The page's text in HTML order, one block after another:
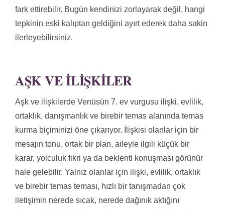
fark ettirebilir. Bugün kendinizi zorlayarak değil, hangi
tepkinin eski kalıptan geldiğini ayırt ederek daha sakin
ilerleyebilirsiniz.
AŞK VE İLIŞKILER
Aşk ve ilişkilerde Venüsün 7. ev vurgusu ilişki, evlilik,
ortaklık, danışmanlık ve birebir temas alanında temas
kurma biçiminizi öne çıkarıyor. İlişkisi olanlar için bir
mesajın tonu, ortak bir plan, aileyle ilgili küçük bir
karar, yolculuk fikri ya da beklenti konuşması görünür
hale gelebilir. Yalnız olanlar için ilişki, evlilik, ortaklık
ve birebir temas teması, hızlı bir tanışmadan çok
iletişimin nerede sıcak, nerede dağınık aktığını